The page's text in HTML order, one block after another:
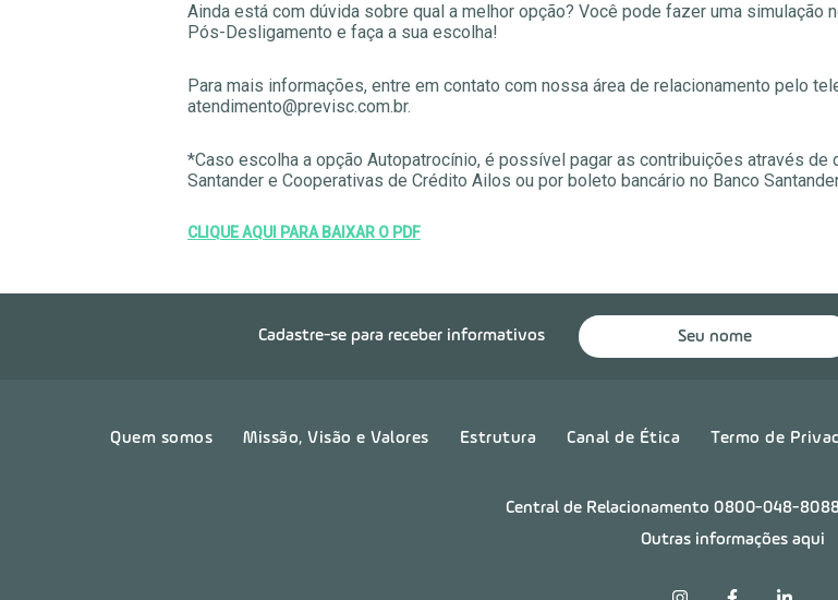
Ainda está com dúvida sobre qual a melhor opção? Você pode fazer uma simulação
Pós-Desligamento e faça a sua escolha!
Para mais informações, entre em contato com nossa área de relacionamento pelo
atendimento@previsc.com.br.
*Caso escolha a opção Autopatrocínio, é possível pagar as contribuições através de
Santander e Cooperativas de Crédito Ailos ou por boleto bancário no Banco
CLIQUE AQUI PARA BAIXAR O PDF
Cadastre-se para receber informativos
Quem somos Missão, Visão e Valores Estrutura Canal de Ética Termo de
Central de Relacionamento0800-048-
Outras informações aqui